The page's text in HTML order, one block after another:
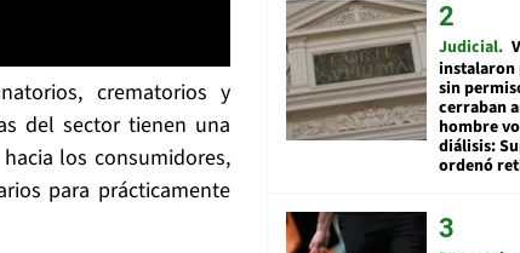
crematorios y
del sector tienen una
los consumidores,
para prácticamente
Judicial
instalaron
sin
cerraban
hombre
diálisis:
ordenó